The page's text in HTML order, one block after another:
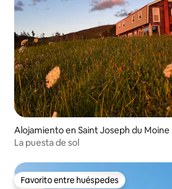
Alojamiento en Saint Joseph du Moine
La puesta de sol
Favorito entre huéspedes
Favorito entre huéspedes